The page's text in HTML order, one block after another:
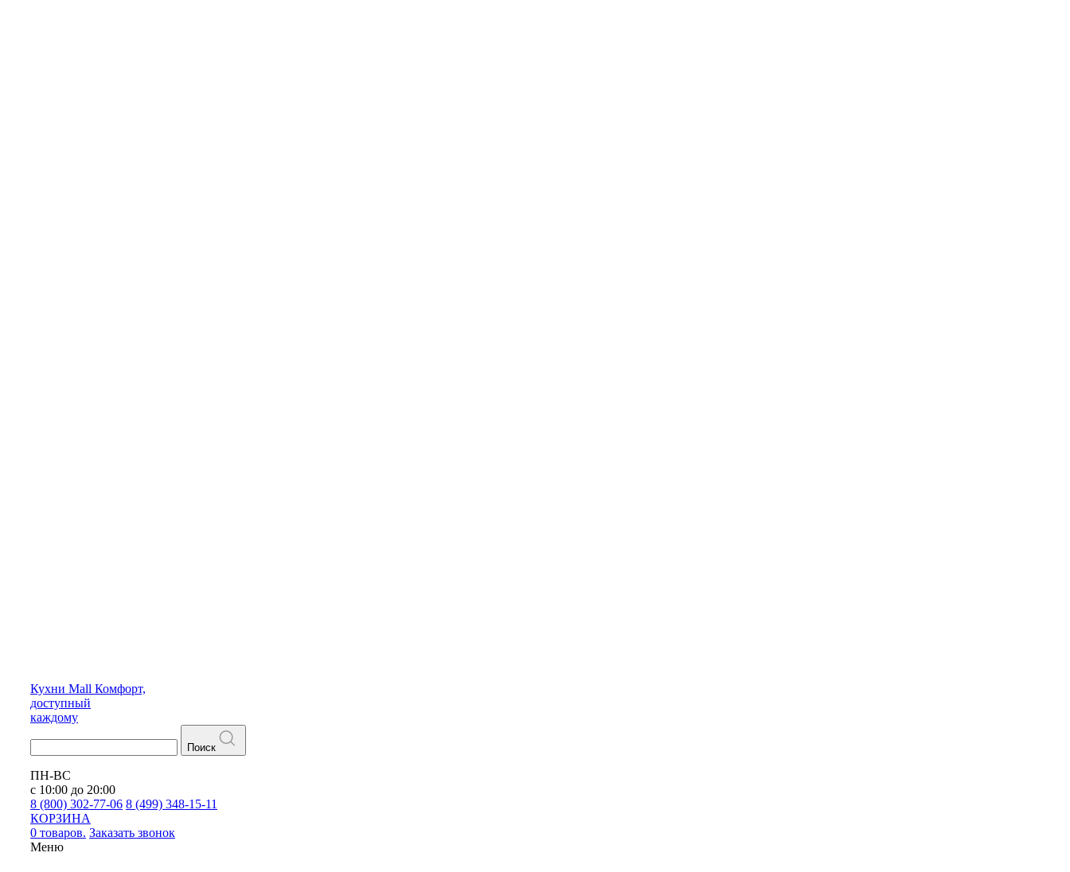
Кухни Mall Комфорт,
доступный
каждому
Поиск
ПН-ВС
с 10:00 до 20:00
8 (800) 302-77-06 8 (499) 348-15-11
КОРЗИНА
0 товаров. Заказать звонок
Меню